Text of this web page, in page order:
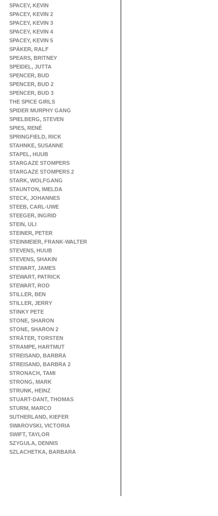
SPACEY, KEVIN
SPACEY, KEVIN 2
SPACEY, KEVIN 3
SPACEY, KEVIN 4
SPACEY, KEVIN 5
SPÄKER, RALF
SPEARS, BRITNEY
SPEIDEL, JUTTA
SPENCER, BUD
SPENCER, BUD 2
SPENCER, BUD 3
THE SPICE GIRLS
SPIDER MURPHY GANG
SPIELBERG, STEVEN
SPIES, RENÉ
SPRINGFIELD, RICK
STAHNKE, SUSANNE
STAPEL, HUUB
STARGAZE STOMPERS
STARGAZE STOMPERS 2
STARK, WOLFGANG
STAUNTON, IMELDA
STECK, JOHANNES
STEEB, CARL-UWE
STEEGER, INGRID
STEIN, ULI
STEINER, PETER
STEINMEIER, FRANK-WALTER
STEVENS, HUUB
STEVENS, SHAKIN
STEWART, JAMES
STEWART, PATRICK
STEWART, ROD
STILLER, BEN
STILLER, JERRY
STINKY PETE
STONE, SHARON
STONE, SHARON 2
STRÄTER, TORSTEN
STRAMPE, HARTMUT
STREISAND, BARBRA
STREISAND, BARBRA 2
STRONACH, TAMI
STRONG, MARK
STRUNK, HEINZ
STUART-DANT, THOMAS
STURM, MARCO
SUTHERLAND, KIEFER
SWAROVSKI, VICTORIA
SWIFT, TAYLOR
SZYGULA, DENNIS
SZLACHETKA, BARBARA